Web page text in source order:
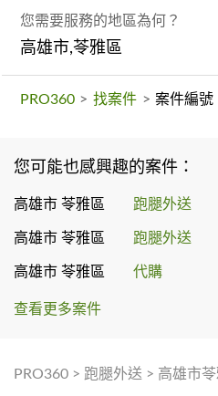
您需要服務的地區為何？
高雄市,苓雅區
PRO360 > 找案件 > 案件編號
您可能也感興趣的案件：
高雄市 苓雅區 跑腿外送
高雄市 苓雅區 跑腿外送
高雄市 苓雅區 代購
查看更多案件
PRO360 > 跑腿外送 > 高雄市